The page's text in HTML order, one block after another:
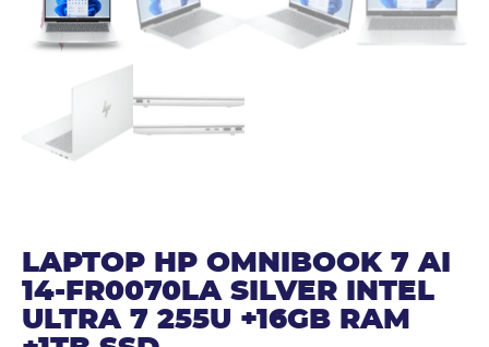
LAPTOP HP OMNIBOOK 7 AI
14-FR0070LA SILVER INTEL
ULTRA 7 255U +16GB RAM